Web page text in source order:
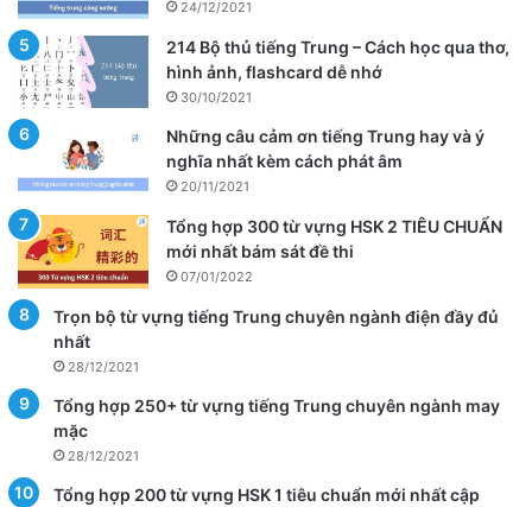
24/12/2021
214 Bộ thủ tiếng Trung – Cách học qua thơ,
hình ảnh, flashcard dễ nhớ
30/10/2021
Những câu cảm ơn tiếng Trung hay và ý
nghĩa nhất kèm cách phát âm
20/11/2021
Tổng hợp 300 từ vựng HSK 2 TIÊU CHUẨN
mới nhất bám sát đề thi
07/01/2022
Trọn bộ từ vựng tiếng Trung chuyên ngành điện đầy đủ
nhất
28/12/2021
Tổng hợp 250+ từ vựng tiếng Trung chuyên ngành may
mặc
28/12/2021
Tổng hợp 200 từ vựng HSK 1 tiêu chuẩn mới nhất cập